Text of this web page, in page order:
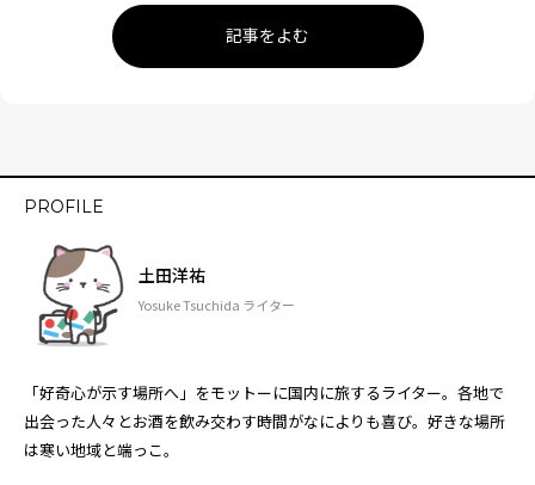
記事をよむ
PROFILE
土田洋祐
Yosuke Tsuchida ライター
「好奇心が示す場所へ」をモットーに国内に旅するライター。各地で
出会った人々とお酒を飲み交わす時間がなによりも喜び。好きな場所
は寒い地域と端っこ。